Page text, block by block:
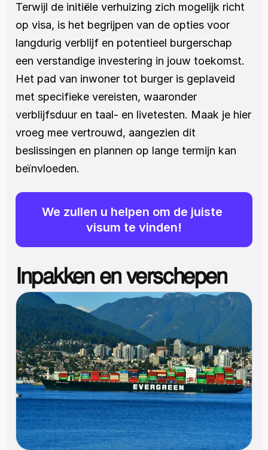
Terwijl de initiële verhuizing zich mogelijk richt
op visa, is het begrijpen van de opties voor
langdurig verblijf en potentieel burgerschap
een verstandige investering in jouw toekomst.
Het pad van inwoner tot burger is geplaveid
met specifieke vereisten, waaronder
verblijfsduur en taal- en livetesten. Maak je hier
vroeg mee vertrouwd, aangezien dit
beslissingen en plannen op lange termijn kan
beïnvloeden.
We zullen u helpen om de juiste
visum te vinden!
Inpakken en verschepen